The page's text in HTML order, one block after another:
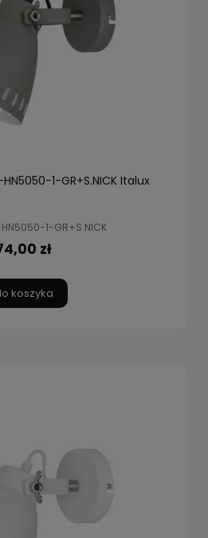
1-GR+S.NICK Italux
HN5050-1-GR+S.NICK
zł
koszyka